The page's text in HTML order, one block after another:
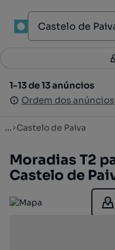
1-13 de 13 anúncios
Ordem dos anúncios
1-13 de 13 anúncios
Ordem dos anúncios
... Castelo de Paiva
Moradias T2
Castelo de